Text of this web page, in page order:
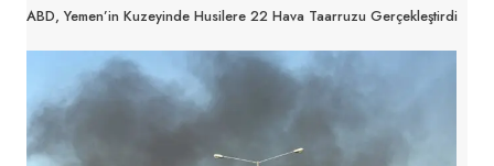
ABD, Yemen’in Kuzeyinde Husilere 22 Hava Taarruzu Gerçekleştirdi